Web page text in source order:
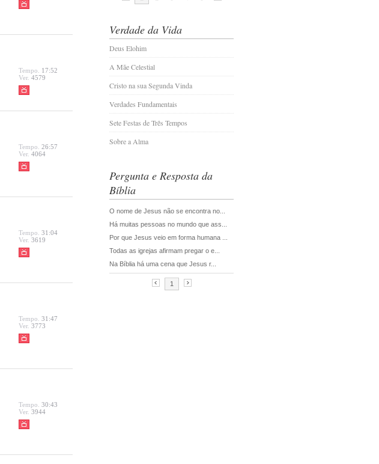
Tempo. 17:52
Ver. 4579
Tempo. 26:57
Ver. 4064
Tempo. 31:04
Ver. 3619
Tempo. 31:47
Ver. 3773
Tempo. 30:43
Ver. 3944
Verdade da Vida
Deus Elohim
A Mãe Celestial
Cristo na sua Segunda Vinda
Verdades Fundamentais
Sete Festas de Três Tempos
Sobre a Alma